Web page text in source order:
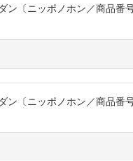
〔ニッポノホン／商品番
〔ニッポノホン／商品番